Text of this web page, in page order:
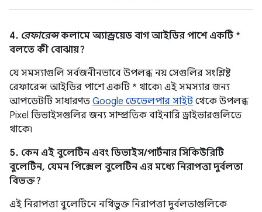
4. রেফারেন্সকলামে অ্যান্ড্রয়েড বাগ আইডির পাশে একটি *
বলতে কী বোঝায়?
যে সমস্যাগুলি সর্বজনীনভাবে উপলব্ধ নয় সেগুলির সংশ্লিষ্ট
রেফারেন্স আইডির পাশে একটি * থাকে৷ এই সমস্যার জন্য
আপডেটটি সাধারণত Google ডেভেলপার সাইট থেকে উপলব্ধ
Pixel ডিভাইসগুলির জন্য সাম্প্রতিক বাইনারি ড্রাইভারগুলিতে
থাকে৷
5. কেন এই বুলেটিন এবং ডিভাইস/পার্টনার সিকিউরিটি
বুলেটিন, যেমন পিক্সেল বুলেটিন এর মধ্যে নিরাপত্তা দুর্বলতা
বিভক্ত?
এই নিরাপত্তা বুলেটিনে নথিভুক্ত নিরাপত্তা দুর্বলতাগুলিকে